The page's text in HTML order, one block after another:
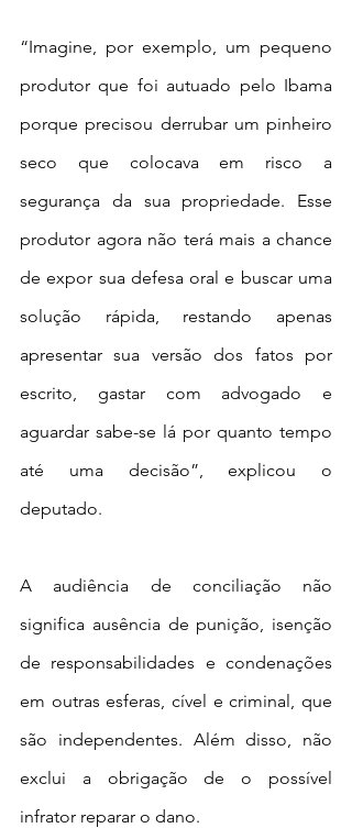
“Imagine, por exemplo, um pequeno
produtor que foi autuado pelo Ibama
porque precisou derrubar um pinheiro
seco que colocava em risco a
segurança da sua propriedade. Esse
produtor agora não terá mais a chance
de expor sua defesa oral e buscar uma
solução rápida, restando apenas
apresentar sua versão dos fatos por
escrito, gastar com advogado e
aguardar sabe-se lá por quanto tempo
até uma decisão”, explicou o
deputado.
A audiência de conciliação não
significa ausência de punição, isenção
de responsabilidades e condenações
em outras esferas, cível e criminal, que
são independentes. Além disso, não
exclui a obrigação de o possível
infrator reparar o dano.